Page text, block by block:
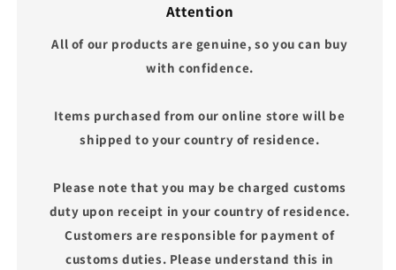
Attention
All of our products are genuine, so you can buy
with confidence.
Items purchased from our online store will be
shipped to your country of residence.
Please note that you may be charged customs
duty upon receipt in your country of residence.
Customers are responsible for payment of
customs duties. Please understand this in